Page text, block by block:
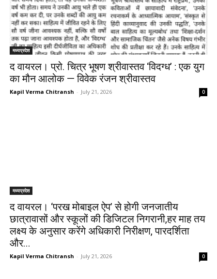
मध्यप्रदेश
द वायरल। प्रो. चित्र भूषण श्रीवास्तव ‘विदग्ध’ : एक युग
का मौन आलोक — विवेक रंजन श्रीवास्तव
Kapil Verma Chitransh - July 21, 2026 0
मध्यप्रदेश
द वायरल। ‘परख मोबाइल ऐप’ से होगी जनजातीय
छात्रावासों और स्कूलों की डिजिटल निगरानी,हर माह तय
लक्ष्य के अनुसार करेंगे अधिकारी निरीक्षण, पारदर्शिता
और...
Kapil Verma Chitransh - July 21, 2026 0